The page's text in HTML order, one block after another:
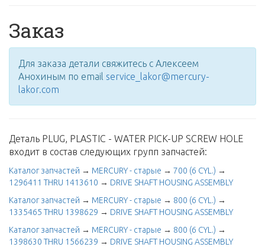
Заказ
Для заказа детали свяжитесь с Алексеем
Анохиным по email service_lakor@mercury-
lakor.com
Деталь PLUG, PLASTIC - WATER PICK-UP SCREW HOLE
входит в состав следующих групп запчастей:
Каталог запчастей → MERCURY - старые → 700 (6 CYL.) →
1296411 THRU 1413610 → DRIVE SHAFT HOUSING ASSEMBLY
Каталог запчастей → MERCURY - старые → 800 (6 CYL.) →
1335465 THRU 1398629 → DRIVE SHAFT HOUSING ASSEMBLY
Каталог запчастей → MERCURY - старые → 800 (6 CYL.) →
1398630 THRU 1566239 → DRIVE SHAFT HOUSING ASSEMBLY